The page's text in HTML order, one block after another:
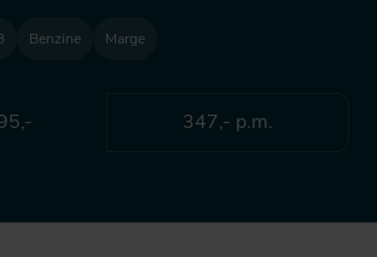
Benzine Marge
347,- p.m.